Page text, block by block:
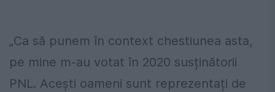
„Ca să punem în context chestiunea asta,
pe mine m-au votat în 2020 susținătorii
PNL. Acești oameni sunt reprezentați de